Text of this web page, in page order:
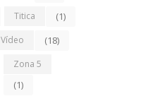
Titica (1)
Vídeo (18)
Zona 5
(1)